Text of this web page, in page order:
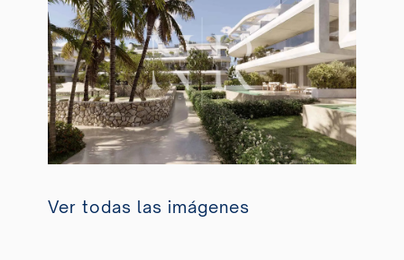
Ver todas las imágenes